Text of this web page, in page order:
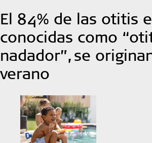
El 84% de las otitis
conocidas como
nadador”, se
verano